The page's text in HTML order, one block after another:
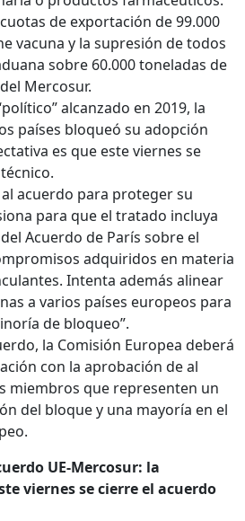
de exportación de 99.000
vacuna y la supresión de todos
sobre 60.000 toneladas de
Mercosur.
alcanzado en 2019, la
países bloqueó su adopción
es que este viernes se
acuerdo para proteger su
para que el tratado incluya
Acuerdo de París sobre el
adquiridos en materia
Intenta además alinear
a varios países europeos para
de bloqueo”.
la Comisión Europea deberá
con la aprobación de al
miembros que representen un
del bloque y una mayoría en el
UE-Mercosur: la
viernes se cierre el acuerdo